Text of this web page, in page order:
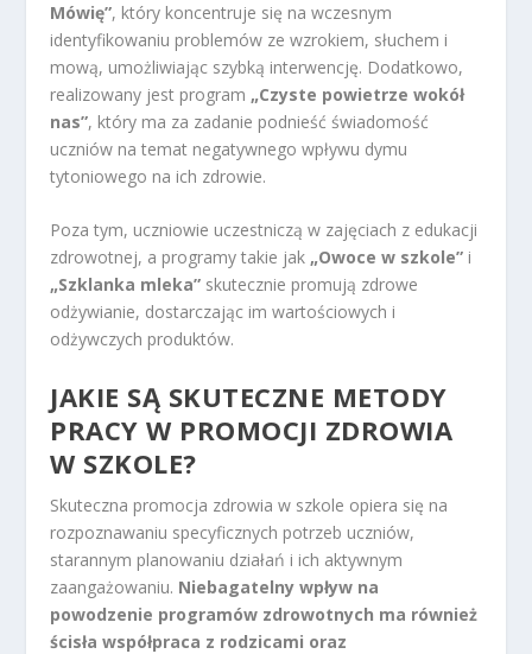
Mówię”, który koncentruje się na wczesnym
identyfikowaniu problemów ze wzrokiem, słuchem i
mową, umożliwiając szybką interwencję. Dodatkowo,
realizowany jest program „Czyste powietrze wokół
nas”, który ma za zadanie podnieść świadomość
uczniów na temat negatywnego wpływu dymu
tytoniowego na ich zdrowie.
Poza tym, uczniowie uczestniczą w zajęciach z edukacji
zdrowotnej, a programy takie jak „Owoce w szkole” i
„Szklanka mleka” skutecznie promują zdrowe
odżywianie, dostarczając im wartościowych i
odżywczych produktów.
JAKIE SĄ SKUTECZNE METODY
PRACY W PROMOCJI ZDROWIA
W SZKOLE?
Skuteczna promocja zdrowia w szkole opiera się na
rozpoznawaniu specyficznych potrzeb uczniów,
starannym planowaniu działań i ich aktywnym
zaangażowaniu. Niebagatelny wpływ na
powodzenie programów zdrowotnych ma również
ścisła współpraca z rodzicami oraz